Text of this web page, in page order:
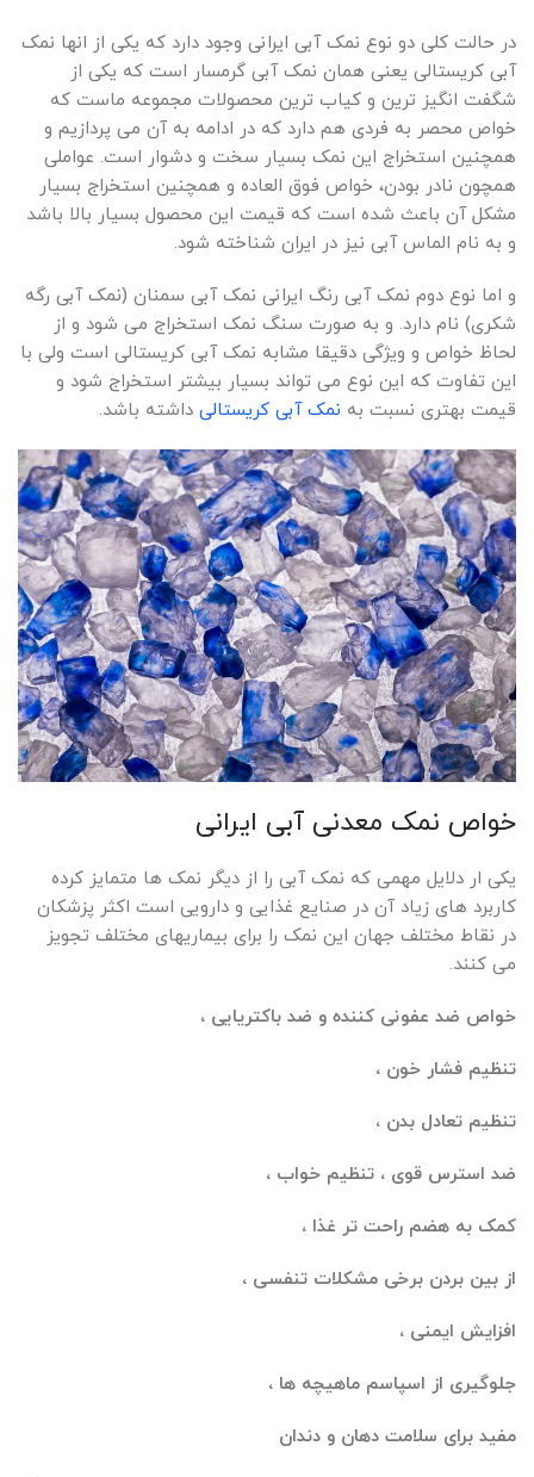
در حالت کلی دو نوع نمک آبی ایرانی وجود دارد که یکی از انها نمک
آبی کریستالی یعنی همان نمک آبی گرمسار است که یکی از
شگفت انگیز ترین و کیاب ترین محصولات مجموعه ماست که
خواص محصر به فردی هم دارد که در ادامه به آن می پردازیم و
همچنین استخراج این نمک بسیار سخت و دشوار است. عواملی
همچون نادر بودن، خواص فوق العاده و همچنین استخراج بسیار
مشکل آن باعث شده است که قیمت این محصول بسیار بالا باشد
و به نام الماس آبی نیز در ایران شناخته شود.
و اما نوع دوم نمک آبی رنگ ایرانی نمک آبی سمنان (نمک آبی رگه
شکری) نام دارد. و به صورت سنگ نمک استخراج می شود و از
لحاظ خواص و ویژگی دقیقا مشابه نمک آبی کریستالی است ولی با
این تفاوت که این نوع می تواند بسیار بیشتر استخراج شود و
قیمت بهتری نسبت به نمک آبی کریستالی داشته باشد.
خواص نمک معدنی آبی ایرانی
یکی ار دلایل مهمی که نمک آبی را از دیگر نمک ها متمایز کرده
کاربرد های زیاد آن در صنایع غذایی و دارویی است اکثر پزشکان
در نقاط مختلف جهان این نمک را برای بیماریهای مختلف تجویز
می کنند.
خواص ضد عفونی کننده و ضد باکتریایی ،
تنظیم فشار خون ،
تنظیم تعادل بدن ،
ضد استرس قوی ، تنظیم خواب ،
کمک به هضم راحت تر غذا ،
از بین بردن برخی مشکلات تنفسی ،
افزایش ایمنی ،
جلوگیری از اسپاسم ماهیچه ها ،
مفید برای سلامت دهان و دندان